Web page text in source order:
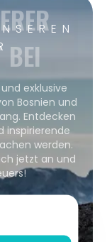
BEI
exklusive
Bosnien und
Entdecken
inspirierende
werden.
jetzt an und